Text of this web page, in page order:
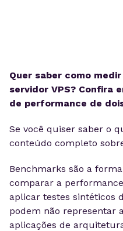
Quer saber como
servidor VPS? Confira
de performance de
Se você quiser saber o
conteúdo completo
Benchmarks são a
comparar a
aplicar testes sintéticos
podem não representar
aplicações de